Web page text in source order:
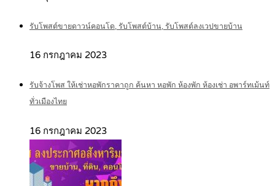
รับโพสต์ขายดาวน์คอนโด, รับโพสต์บ้าน, รับโพสต์ลงเวปขายบ้าน
16 กรกฎาคม 2023
รับจ้างโพส ให้เช่าหอพักราคาถูก ค้นหา หอพัก ห้องพัก ห้องเช่า อพาร์ทเม้นท์
ทั่วเมืองไทย
16 กรกฎาคม 2023